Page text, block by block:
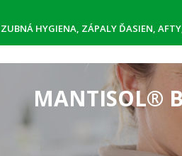
ZUBNÁ HYGIENA, ZÁPALY ĎASIEN,
MANTISOL®